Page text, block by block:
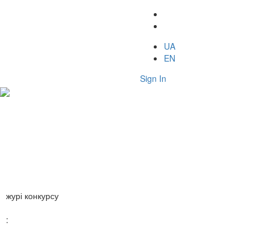
UA
EN
Sign In
журі конкурсу
: